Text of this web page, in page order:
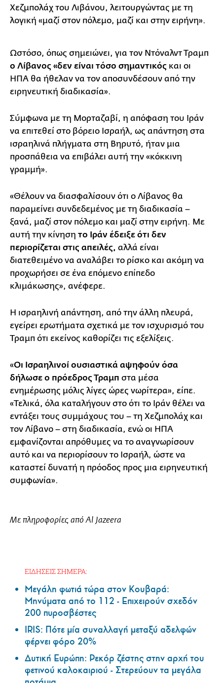
Χεζμπολάχ του Λιβάνου, λειτουργώντας με τη
λογική «μαζί στον πόλεμο, μαζί και στην ειρήνη».
Ωστόσο, όπως σημειώνει, για τον Ντόναλντ Τραμπ
ο Λίβανος «δεν είναι τόσο σημαντικός και οι
ΗΠΑ θα ήθελαν να τον αποσυνδέσουν από την
ειρηνευτική διαδικασία».
Σύμφωνα με τη Μορταζαβί, η απόφαση του Ιράν
να επιτεθεί στο βόρειο Ισραήλ, ως απάντηση στα
ισραηλινά πλήγματα στη Βηρυτό, ήταν μια
προσπάθεια να επιβάλει αυτή την «κόκκινη
γραμμή».
«Θέλουν να διασφαλίσουν ότι ο Λίβανος θα
παραμείνει συνδεδεμένος με τη διαδικασία –
ξανά, μαζί στον πόλεμο και μαζί στην ειρήνη. Με
αυτή την κίνηση το Ιράν έδειξε ότι δεν
περιορίζεται στις απειλές, αλλά είναι
διατεθειμένο να αναλάβει το ρίσκο και ακόμη να
προχωρήσει σε ένα επόμενο επίπεδο
κλιμάκωσης», ανέφερε.
Η ισραηλινή απάντηση, από την άλλη πλευρά,
εγείρει ερωτήματα σχετικά με τον ισχυρισμό του
Τραμπ ότι εκείνος καθορίζει τις εξελίξεις.
«Οι Ισραηλινοί ουσιαστικά αψηφούν όσα
δήλωσε ο πρόεδρος Τραμπ στα μέσα
ενημέρωσης μόλις λίγες ώρες νωρίτερα», είπε.
«Τελικά, όλα καταλήγουν στο ότι το Ιράν θέλει να
εντάξει τους συμμάχους του – τη Χεζμπολάχ και
τον Λίβανο – στη διαδικασία, ενώ οι ΗΠΑ
εμφανίζονται απρόθυμες να το αναγνωρίσουν
αυτό και να περιορίσουν το Ισραήλ, ώστε να
καταστεί δυνατή η πρόοδος προς μια ειρηνευτική
συμφωνία».
Με πληροφορίες από Al Jazeera
ΕΙΔΗΣΕΙΣ ΣΗΜΕΡΑ:
Μεγάλη φωτιά τώρα στον Κουβαρά:
Μηνύματα από το 112 - Επιχειρούν σχεδόν
200 πυροσβέστες
IRIS: Πότε μία συναλλαγή μεταξύ αδελφών
φέρνει φόρο 20%
Δυτική Ευρώπη: Ρεκόρ ζέστης στην αρχή του
φετινού καλοκαιριού - Στερεύουν τα μεγάλα